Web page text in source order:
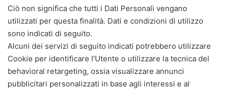
Ciò non significa che tutti i Dati Personali vengano
utilizzati per questa finalità. Dati e condizioni di utilizzo
sono indicati di seguito.
Alcuni dei servizi di seguito indicati potrebbero utilizzare
Cookie per identificare l’Utente o utilizzare la tecnica del
behavioral retargeting, ossia visualizzare annunci
pubblicitari personalizzati in base agli interessi e al